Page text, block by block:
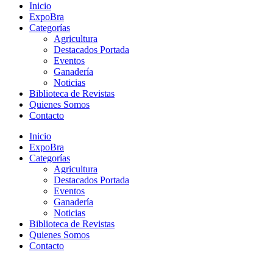
Inicio
ExpoBra
Categorías
Agricultura
Destacados Portada
Eventos
Ganadería
Noticias
Biblioteca de Revistas
Quienes Somos
Contacto
Inicio
ExpoBra
Categorías
Agricultura
Destacados Portada
Eventos
Ganadería
Noticias
Biblioteca de Revistas
Quienes Somos
Contacto